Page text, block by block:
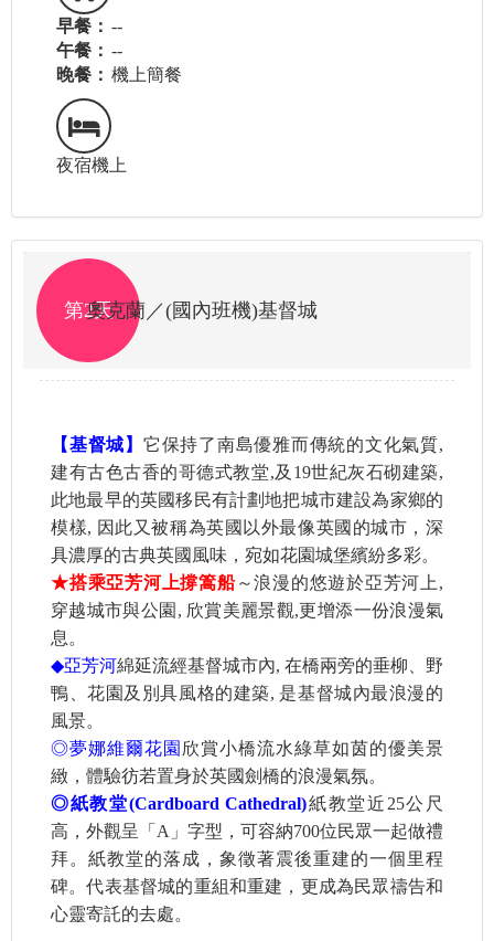
早餐： --
午餐： --
晚餐： 機上簡餐
夜宿機上
第2天
奧克蘭／(國內班機)基督城
【基督城】 它保持了南島優雅而傳統的文化氣質,
建有古色古香的哥德式教堂,及19世紀灰石砌建築,
此地最早的英國移民有計劃地把城市建設為家鄉的
模樣, 因此又被稱為英國以外最像英國的城市，深
具濃厚的古典英國風味，宛如花園城堡繽紛多彩。
★搭乘亞芳河上撐篙船～浪漫的悠遊於亞芳河上,
穿越城市與公園, 欣賞美麗景觀,更增添一份浪漫氣
息。
◆亞芳河綿延流經基督城市內, 在橋兩旁的垂柳、野
鴨、花園及別具風格的建築, 是基督城內最浪漫的
風景。
◎夢娜維爾花園 欣賞小橋流水綠草如茵的優美景
緻，體驗彷若置身於英國劍橋的浪漫氣氛。
◎紙教堂(Cardboard Cathedral)紙教堂近25公尺
高，外觀呈「A」字型，可容納700位民眾一起做禮
拜。紙教堂的落成，象徵著震後重建的一個里程
碑。代表基督城的重組和重建，更成為民眾禱告和
心靈寄託的去處。